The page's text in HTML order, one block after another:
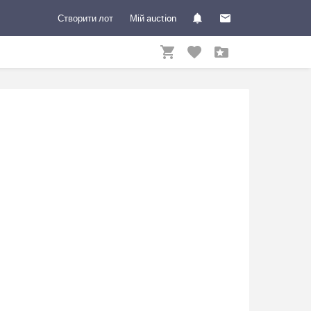
Мій auction
Створити лот